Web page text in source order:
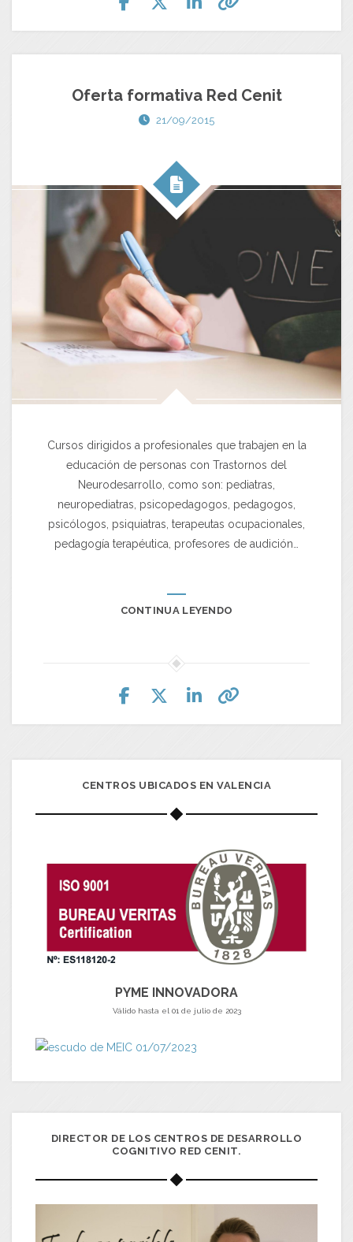
Oferta formativa Red Cenit
21/09/2015
Cursos dirigidos a profesionales que trabajen en la
educación de personas con Trastornos del
Neurodesarrollo, como son: pediatras,
neuropediatras, psicopedagogos, pedagogos,
psicólogos, psiquiatras, terapeutas ocupacionales,
pedagogía terapéutica, profesores de audición…
CONTINUA LEYENDO
CENTROS UBICADOS EN VALENCIA
PYME INNOVADORA
Válido hasta el 01 de julio de 2023
DIRECTOR DE LOS CENTROS DE DESARROLLO
COGNITIVO RED CENIT.